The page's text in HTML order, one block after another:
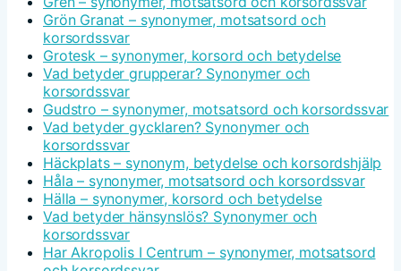
Grön Granat – synonymer, motsatsord och
korsordssvar
Grotesk – synonymer, korsord och betydelse
Vad betyder grupperar? Synonymer och
korsordssvar
Gudstro – synonymer, motsatsord och korsordssvar
Vad betyder gycklaren? Synonymer och
korsordssvar
Häckplats – synonym, betydelse och korsordshjälp
Håla – synonymer, motsatsord och korsordssvar
Hälla – synonymer, korsord och betydelse
Vad betyder hänsynslös? Synonymer och
korsordssvar
Har Akropolis I Centrum – synonymer, motsatsord